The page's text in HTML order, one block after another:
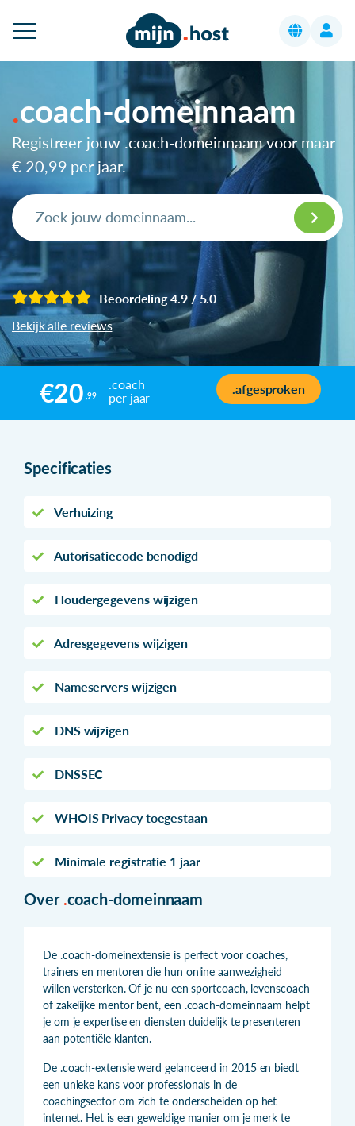
coach-domeinnaam
Registreer jouw .coach-domeinnaam voor maar
€ 20,99 per jaar.
Beoordeling 4.9 / 5.0
Bekijk alle reviews
€20 ,99
.coach
per jaar
.afgesproken
Specificaties
Verhuizing
Autorisatiecode benodigd
Houdergegevens wijzigen
Adresgegevens wijzigen
Nameservers wijzigen
DNS wijzigen
DNSSEC
WHOIS Privacy toegestaan
Minimale registratie 1 jaar
Over .coach-domeinnaam
De .coach-domeinextensie is perfect voor coaches,
trainers en mentoren die hun online aanwezigheid
willen versterken. Of je nu een sportcoach, levenscoach
of zakelijke mentor bent, een .coach-domeinnaam helpt
je om je expertise en diensten duidelijk te presenteren
aan potentiële klanten.
De .coach-extensie werd gelanceerd in 2015 en biedt
een unieke kans voor professionals in de
coachingsector om zich te onderscheiden op het
internet. Het is een geweldige manier om je merk te